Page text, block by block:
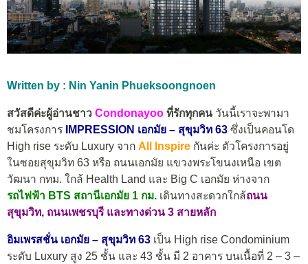
Written by : Nin Yanin Phueksoongnoen
สวัสดีค่ะผู้อ่านชาว Condonayoo ที่รักทุกคน วันนี้เราจะพามา
ชมโครงการ
IMPRESSION เอกมัย – สุขุมวิท 63 ซึ่งเป็นคอนโด
High rise ระดับ Luxury จาก All Inspire กันค่ะ ตัวโครงการอยู่
ในซอยสุขุมวิท 63 หรือ ถนนเอกมัย แขวงพระโขนงเหนือ เขต
วัฒนา กทม. ใกล้ Health Land และ Big C เอกมัย ห่างจาก
รถไฟฟ้า BTS สถานีเอกมัย 1 กม. เดินทางสะดวกใกล้ถนน
สุขุมวิท, ถนนเพชรบุรี และทางด่วน 3 สายหลัก
อิมเพรสชั่น เอกมัย – สุขุมวิท 63 เป็น High rise Condominium
ระดับ Luxury สูง 25 ชั้น และ 43 ชั้น มี 2 อาคาร บนเนื้อที่ 2 – 3 –